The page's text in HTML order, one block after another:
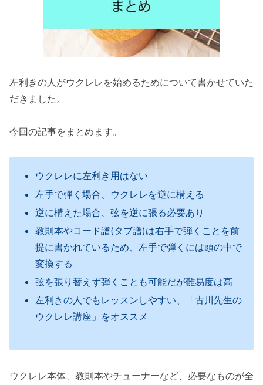
左利きの人がウクレレを始めるためについて書かせていた
だきました。
今回の記事をまとめます。
ウクレレに左利き用はない
左手で弾く場合、ウクレレを逆に構える
逆に構えた場合、弦を逆に張る必要あり
教則本やコード譜(タブ譜)は右手で弾くことを前
提に書かれているため、左手で弾くには頭の中で
変換する
弦を張り替えず弾くことも可能だが難易度は高
左利きの人でもレッスンしやすい、「古川先生の
ウクレレ講座」をオススメ
ウクレレ本体、教則本やチューナーなど、必要なものが全